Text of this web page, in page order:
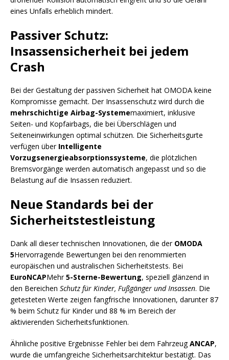
eines Unfalls erheblich mindert.
Passiver Schutz:
Insassensicherheit bei jedem
Crash
Bei der Gestaltung der passiven Sicherheit hat OMODA keine
Kompromisse gemacht. Der Insassenschutz wird durch die
mehrschichtige Airbag-Systememaximiert, inklusive
Seiten- und Kopfairbags, die bei Überschlägen und
Seiteneinwirkungen optimal schützen. Die Sicherheitsgurte
verfügen über Intelligente
Vorzugsenergieabsorptionssysteme, die plötzlichen
Bremsvorgänge werden automatisch angepasst und so die
Belastung auf die Insassen reduziert.
Neue Standards bei der
Sicherheitstestleistung
Dank all dieser technischen Innovationen, die der OMODA
5Hervorragende Bewertungen bei den renommierten
europäischen und australischen Sicherheitstests. Bei
EuroNCAPMehr5-Sterne-Bewertung, speziell glänzend in
den Bereichen Schutz für Kinder, Fußgänger und Insassen. Die
getesteten Werte zeigen fangfrische Innovationen, darunter 87
% beim Schutz für Kinder und 88 % im Bereich der
aktivierenden Sicherheitsfunktionen.
Ähnliche positive Ergebnisse Fehler bei dem FahrzeugANCAP,
wurde die umfangreiche Sicherheitsarchitektur bestätigt. Das